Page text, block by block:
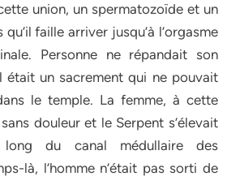
union, un spermatozoïde et un
faille arriver jusqu’à l’orgasme
Personne ne répandait son
était un sacrement qui ne pouvait
le temple. La femme, à cette
douleur et le Serpent s’élevait
long du canal médullaire des
là, l’homme n’était pas sorti de